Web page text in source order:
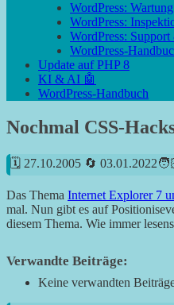
WordPress:
WordPress:
WordPress:
WordPress-
Update auf PHP 8
KI & AI 🤖
WordPress-Handbuch
Nochmal CSS-
27.10.2005 03.01.2022
Das Thema Internet Explorer 7
mal. Nun gibt es auf
diesem Thema. Wie immer
Verwandte Beiträge:
Keine verwandten